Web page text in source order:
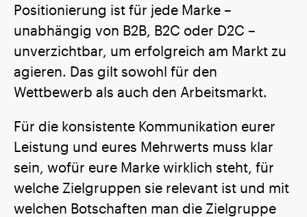
Positionierung ist für jede Marke –
unabhängig von B2B, B2C oder D2C –
unverzichtbar, um erfolgreich am Markt zu
agieren. Das gilt sowohl für den
Wettbewerb als auch den Arbeitsmarkt.
Für die konsistente Kommunikation eurer
Leistung und eures Mehrwerts muss klar
sein, wofür eure Marke wirklich steht, für
welche Zielgruppen sie relevant ist und mit
welchen Botschaften man die Zielgruppe